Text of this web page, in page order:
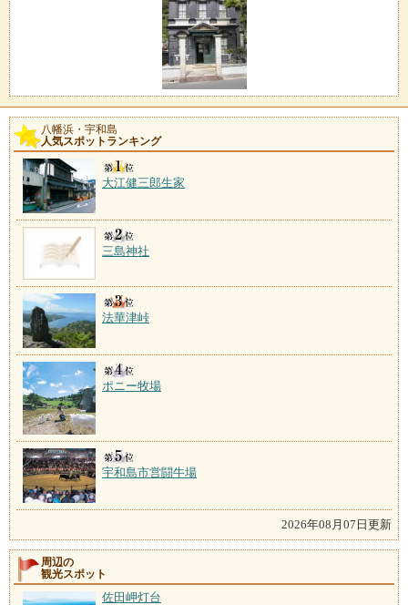
八幡浜・宇和島
人気スポットランキング
大江健三郎生家
三島神社
法華津峠
ポニー牧場
宇和島市営闘牛場
2026年08月07日更新
周辺の
観光スポット
佐田岬灯台